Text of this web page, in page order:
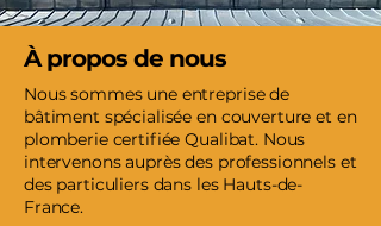
À propos de nous
Nous sommes une entreprise de
bâtiment spécialisée en couverture et en
plomberie certifiée Qualibat. Nous
intervenons auprès des professionnels et
des particuliers dans les Hauts-de-
France.